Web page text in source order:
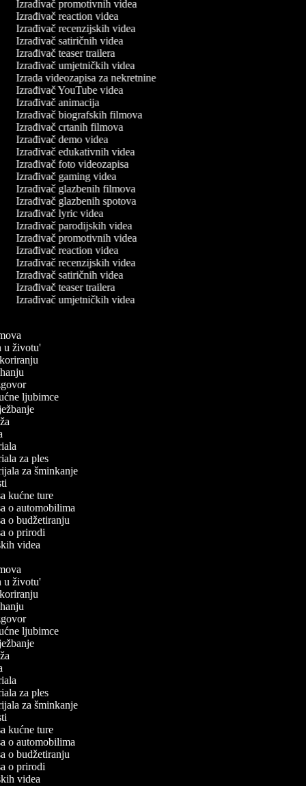
Izrađivač promotivnih videa
Izrađivač reaction videa
Izrađivač recenzijskih videa
Izrađivač satiričnih videa
Izrađivač teaser trailera
Izrađivač umjetničkih videa
Izrada videozapisa za nekretnine
Izrađivač YouTube videa
Izrađivač animacija
Izrađivač biografskih filmova
Izrađivač crtanih filmova
Izrađivač demo videa
Izrađivač edukativnih videa
Izrađivač foto videozapisa
Izrađivač gaming videa
Izrađivač glazbenih filmova
Izrađivač glazbenih spotova
Izrađivač lyric videa
Izrađivač parodijskih videa
Izrađivač promotivnih videa
Izrađivač reaction videa
Izrađivač recenzijskih videa
Izrađivač satiričnih videa
Izrađivač teaser trailera
Izrađivač umjetničkih videa
u životu'
ljubimce
za ples
za šminkanje
kućne ture
o automobilima
o budžetiranju
o prirodi
videa
u životu'
ljubimce
za ples
za šminkanje
kućne ture
o automobilima
o budžetiranju
o prirodi
videa